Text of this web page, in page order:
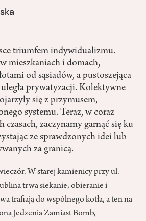
triumfem indywidualizmu.
mieszkaniach i domach,
od sąsiadów, a pustoszejąca
prywatyzacji. Kolektywne
się z przymusem,
systemu. Teraz, w coraz
czasach, zaczynamy garnąć się ku
ze sprawdzonych idei lub
za granicą.
W starej kamienicy przy ul.
trwa siekanie, obieranie i
trafiają do wspólnego kotła, a ten na
Jedzenia Zamiast Bomb,